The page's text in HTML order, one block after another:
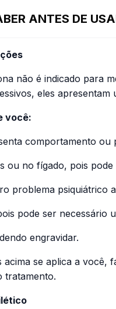
ANTES DE
não é indicado para
eles
você:
comportamento ou
ou no fígado, pois
problema psiquiátrico
pode ser necessário
engravidar.
acima se aplica a
tratamento.